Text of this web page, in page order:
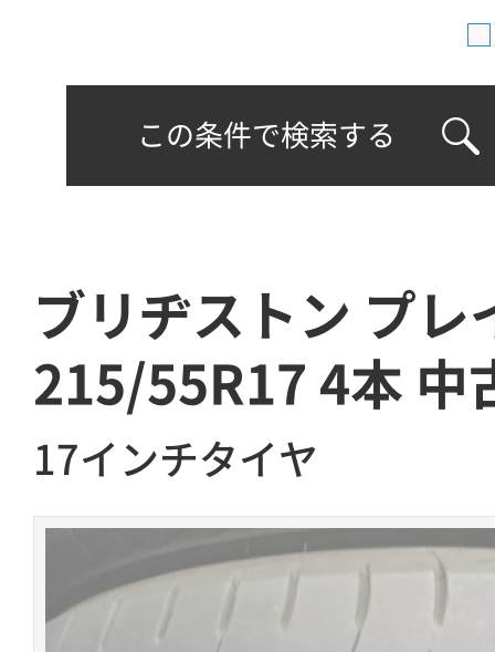
この条件で検索する
ブリヂストン プレ
215/55R17 4本 中
17インチタイヤ